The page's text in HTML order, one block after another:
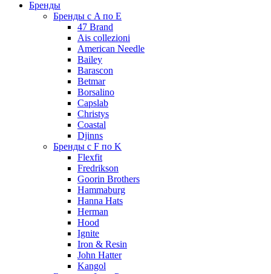
Бренды
Бренды с A по E
47 Brand
Ais collezioni
American Needle
Bailey
Barascon
Betmar
Borsalino
Capslab
Christys
Coastal
Djinns
Бренды с F по K
Flexfit
Fredrikson
Goorin Brothers
Hammaburg
Hanna Hats
Herman
Hood
Ignite
Iron & Resin
John Hatter
Kangol